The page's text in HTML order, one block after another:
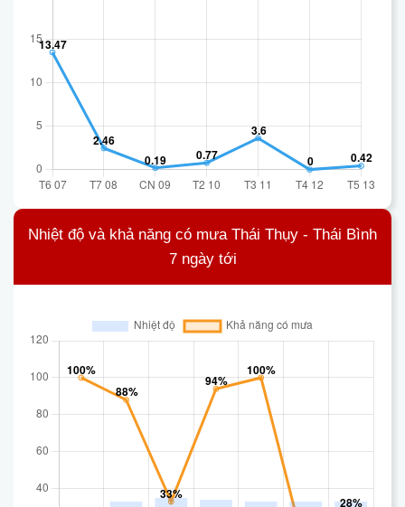
Nhiệt độ và khả năng có mưa Thái Thụy - Thái Bình
7 ngày tới